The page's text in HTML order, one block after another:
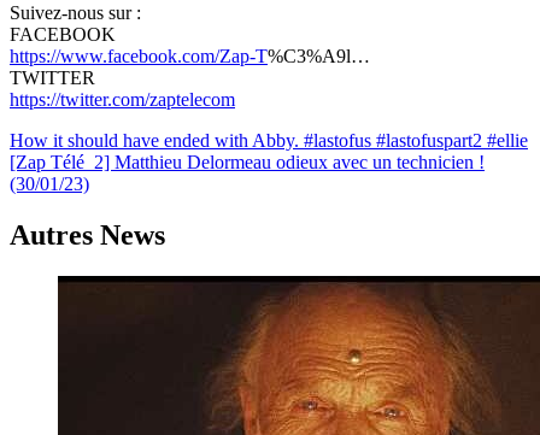
Suivez-nous sur :
FACEBOOK
https://www.facebook.com/Zap-T%C3%A9l…
TWITTER
https://twitter.com/zaptelecom
Navigation
de
How it should have ended with Abby. #lastofus #lastofuspart2 #ellie
[Zap Télé_2] Matthieu Delormeau odieux avec un technicien !
(30/01/23)
Autres News